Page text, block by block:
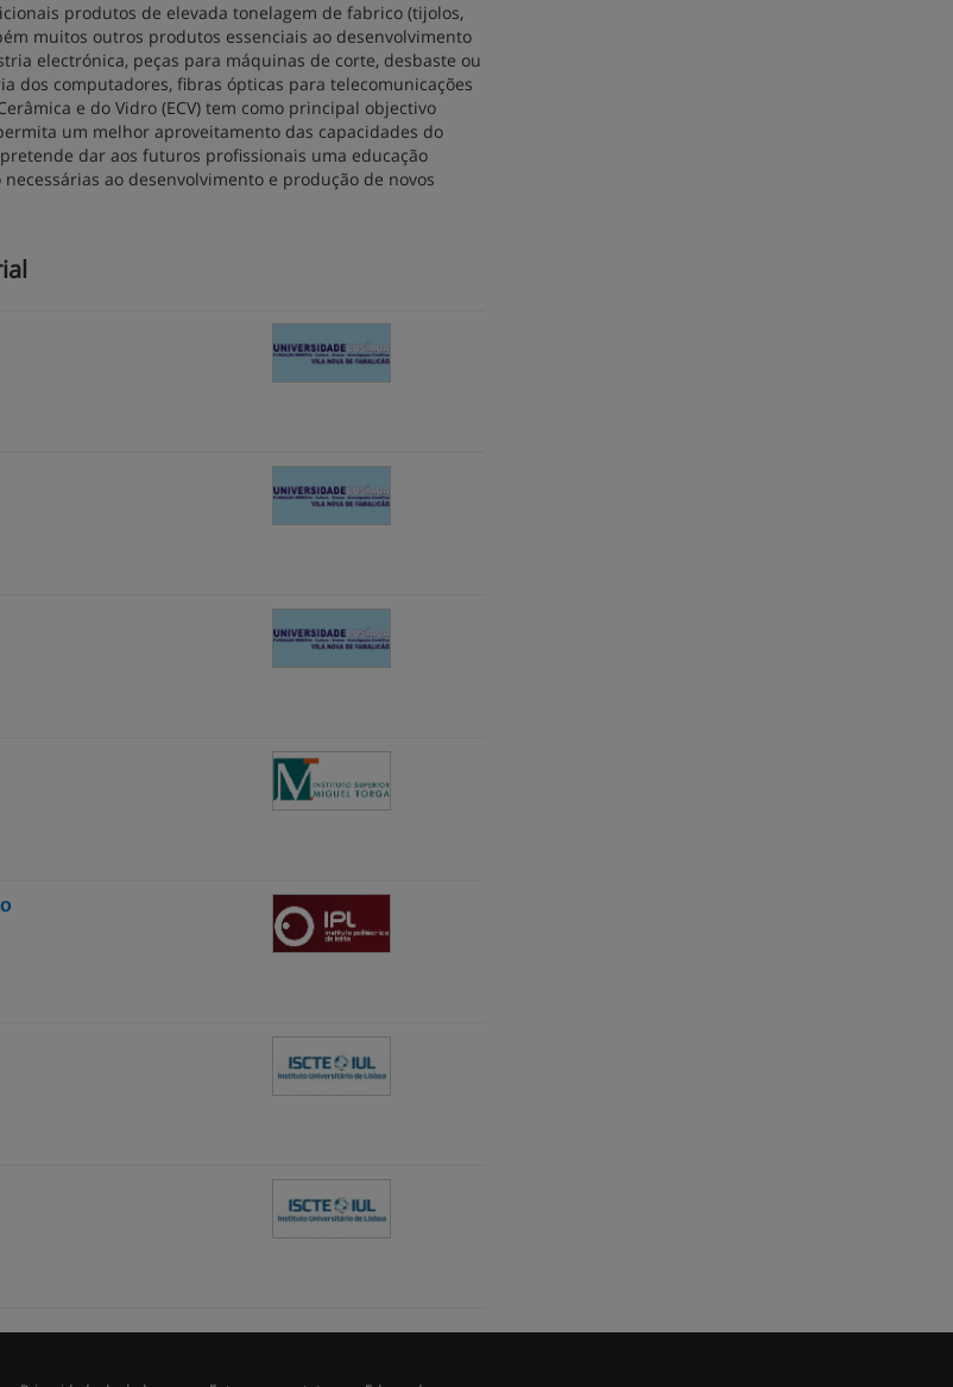
produtos de elevada tonelagem de fabrico (tijolos,
muitos outros produtos essenciais ao desenvolvimento
electrónica, peças para máquinas de corte, desbaste ou
dos computadores, fibras ópticas para telecomunicações
e do Vidro (ECV) tem como principal objectivo
um melhor aproveitamento das capacidades do
dar aos futuros profissionais uma educação
ao desenvolvimento e produção de novos